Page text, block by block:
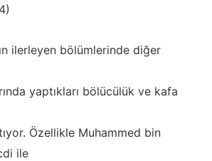
ilerleyen bölümlerinde diğer
yaptıkları bölücülük ve kafa
Özellikle Muhammed bin
ile